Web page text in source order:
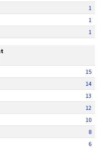
1
1
1
15
14
13
12
10
8
6